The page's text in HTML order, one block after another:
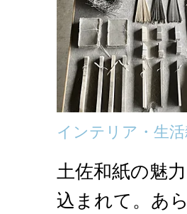
インテリア・生
土佐和紙の魅
込まれて。あ